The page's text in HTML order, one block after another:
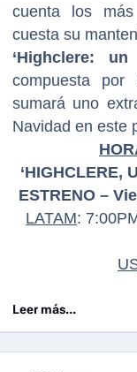
cuenta los
cuesta su
‘Highclere:
compuesta
sumará uno
Navidad en este
‘HIGHCLERE,
ESTRENO –
LATAM:
Leer más...